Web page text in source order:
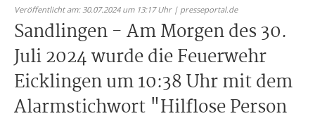
Veröffentlicht am: 30.07.2024 um 13:17 Uhr | presseportal.de
Sandlingen - Am Morgen des 30.
Juli 2024 wurde die Feuerwehr
Eicklingen um 10:38 Uhr mit dem
Alarmstichwort "Hilflose Person